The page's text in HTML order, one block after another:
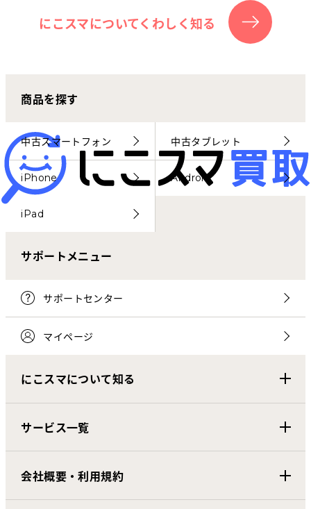
お客さまの声
にこスマ通信
マイページ
にこスマについてくわしく知る
商品を探す
中古スマートフォン 中古タブレット
iPhone Android
iPad
サポートメニュー
サポートセンター
マイページ
にこスマについて知る
サービス一覧
会社概要・利用規約